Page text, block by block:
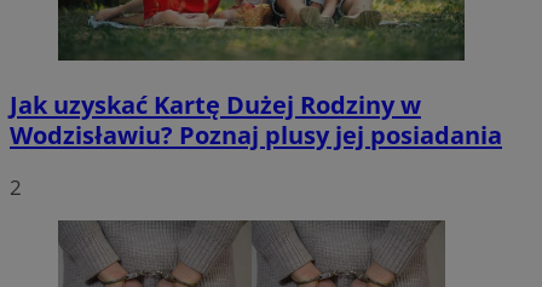
Jak uzyskać Kartę Dużej Rodziny w
Wodzisławiu? Poznaj plusy jej posiadania
2